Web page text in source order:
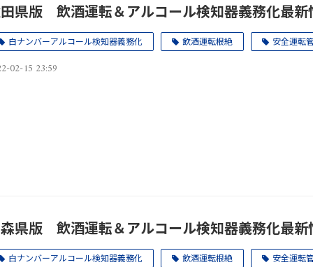
県版 飲酒運転＆アルコール検知器義務化最新
白ナンバーアルコール検知器義務化 飲酒運転根絶 安全運転
02-15 23:59
県版 飲酒運転＆アルコール検知器義務化最新
白ナンバーアルコール検知器義務化 飲酒運転根絶 安全運転